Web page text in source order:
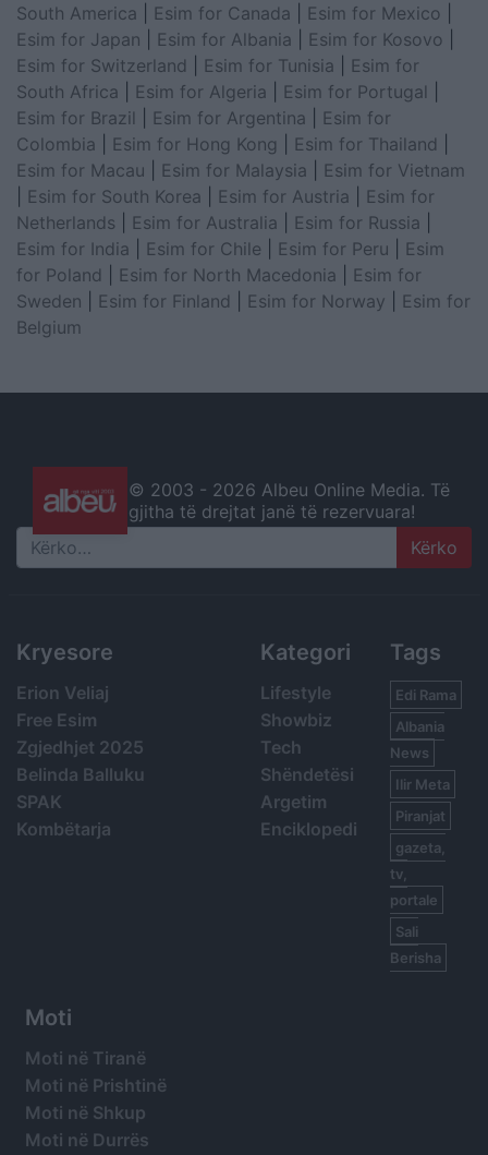
South America
Esim for Canada Esim for Mexico
Esim for Japan
Esim for Albania Esim for Kosovo
Esim for Switzerland
Esim for Tunisia
Esim for
South Africa
Esim for Algeria Esim for Portugal
Esim for Brazil
Esim for Argentina
Esim for
Colombia
Esim for Hong Kong Esim for Thailand
Esim for Macau
Esim for Malaysia
Esim for Vietnam
Esim for South Korea Esim for Austria
Esim for
Netherlands
Esim for Australia Esim for Russia
Esim for India
Esim for Chile Esim for Peru
Esim
for Poland
Esim for North Macedonia
Esim for
Sweden
Esim for Finland Esim for Norway
Esim for
Belgium
© 2003 - 2026 Albeu Online Media. Të
gjitha të drejtat janë të rezervuara!
Search
Kryesore
Erion Veliaj
Free Esim
Zgjedhjet 2025
Belinda Balluku
SPAK
Kombëtarja
Kategori
Lifestyle
Showbiz
Tech
Shëndetësi
Argetim
Enciklopedi
Tags
Edi Rama
Albania
News
Ilir Meta
Piranjat
gazeta,
tv,
portale
Sali
Berisha
Moti
Moti në Tiranë
Moti në Prishtinë
Moti në Shkup
Moti në Durrës